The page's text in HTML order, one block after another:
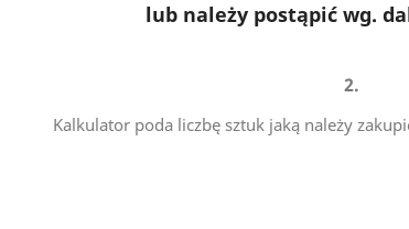
lub należy postąpić wg.
2.
Kalkulator poda liczbę sztuk jaką należy